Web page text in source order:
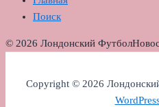
Поиск
© 2026 Лондонский Футбол
Copyright © 2026